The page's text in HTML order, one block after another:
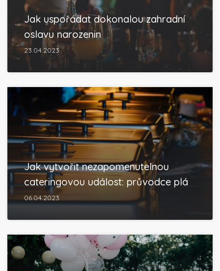
Jak uspořádat dokonalou zahradní
oslavu narozenin
23.04.2023
Jak vytvořit nezapomenutelnou
cateringovou událost: průvodce plá
06.04.2023